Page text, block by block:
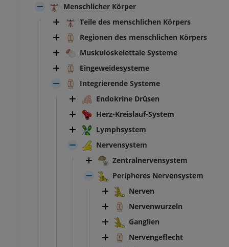
Menschlicher Körper
Teile des menschlichen Körpers
Regionen des menschlichen Körpers
Muskuloskelettale Systeme
Eingeweidesysteme
Integrierende Systeme
Endokrine Drüsen
Herz-Kreislauf-System
Lymphsystem
Nervensystem
Zentralnervensystem
Peripheres Nervensystem
Nerven
Nervenwurzeln
Ganglien
Nervengeflecht